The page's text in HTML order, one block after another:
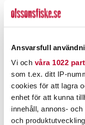
Ansvarsfull
Vi och våra 1022
som t.ex. ditt IP-
cookies för att lagra
enhet för att kunna
innehåll, annons-
och
SAVAGE GEAR
Savage Gear
35,00 krTidigare
39,00 kr
FINNS I LAGER.
LÄS MER
ANDRA TITTADE